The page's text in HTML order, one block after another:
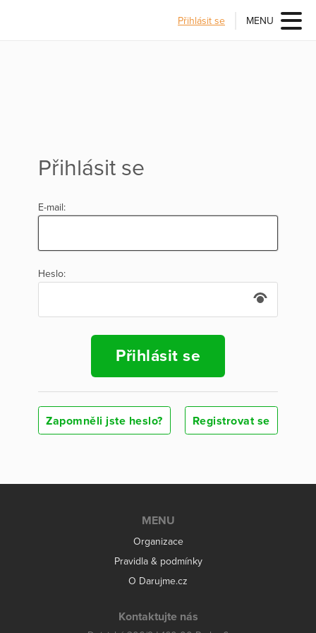
Přihlásit se MENU
Přihlásit se
E-mail:
Heslo:
Přihlásit se
Zapomněli jste heslo? Registrovat se
MENU
Organizace
Pravidla & podmínky
O Darujme.cz
Kontaktujte nás